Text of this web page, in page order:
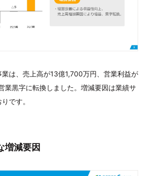
は、売上高が13億1,700万円、営業利益が
業黒字に転換しました。増減要因は業績サ
です。
増減要因